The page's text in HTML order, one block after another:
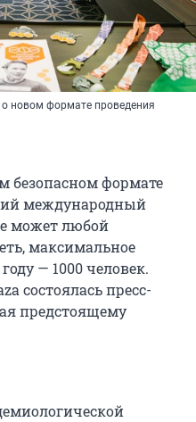
новом формате проведения
безопасном формате
международный
может любой
максимальное
— 1000 человек.
состоялась пресс-
предстоящему